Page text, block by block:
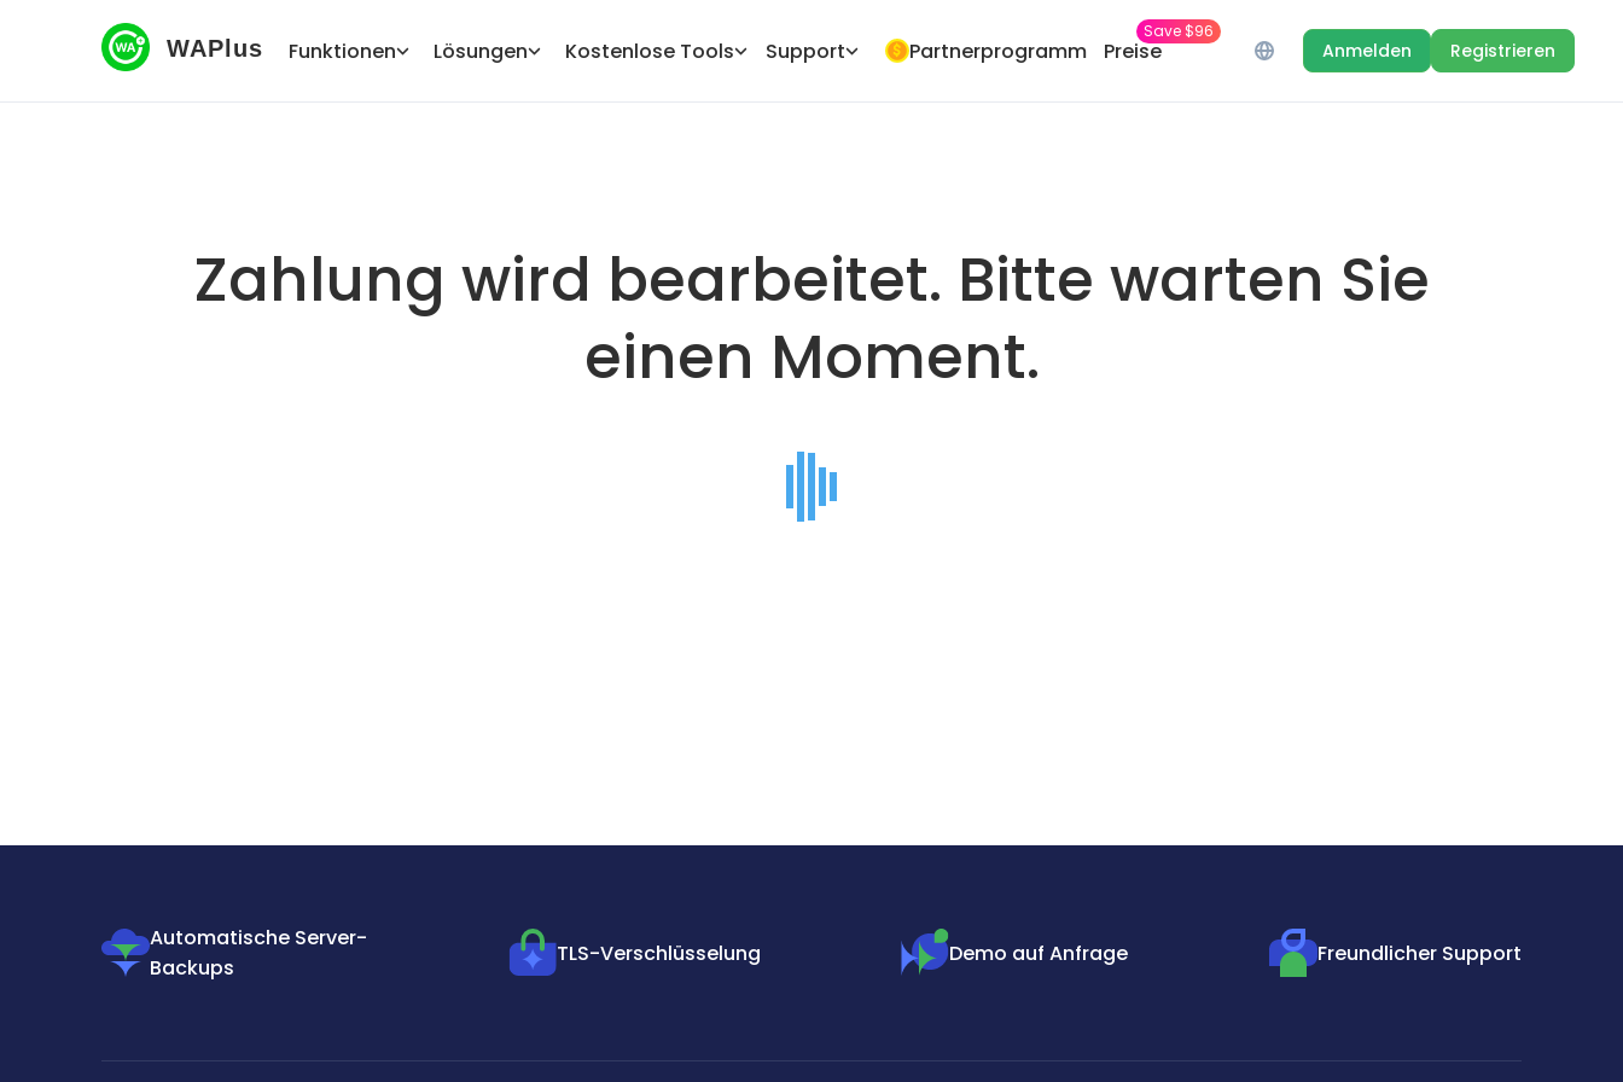
WAPlus Funktionen Lösungen Kostenlose Tools Support Partnerprogramm
Save $96
Preise Anmelden Registrieren
Zahlung wird bearbeitet. Bitte warten Sie
einen Moment.
Automatische Server-
Backups
TLS-Verschlüsselung Demo auf Anfrage Freundlicher Support